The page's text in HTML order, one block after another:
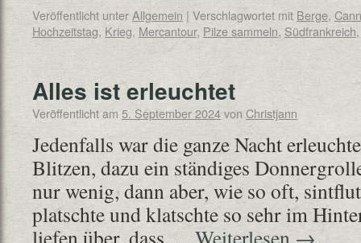
Veröffentlicht unterAllgemein | Verschlagwortet mit Berge,
Hochzeitstag, Krieg, Mercantour, Pilze sammeln, Südfrankreich
Alles ist erleuchtet
Veröffentlicht am 5. September 2024von Christjann
Jedenfalls war die ganze Nacht
Blitzen, dazu ein ständiges
nur wenig, dann aber, wie so oft,
platschte und klatschte so sehr im
liefen über, dass … Weiterlesen →